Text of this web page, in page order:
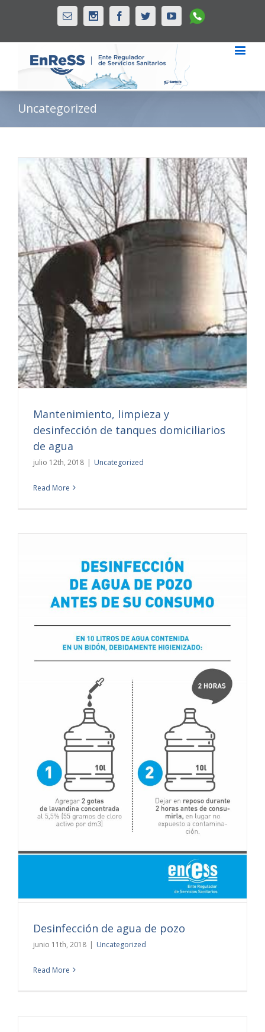
Email InstagramFacebookTwitterYoutubeWhatsapp
Uncategorized
Mantenimiento, limpieza y
desinfección de tanques domiciliarios
de agua
julio 12th, 2018 | Uncategorized
Read More
Desinfección de agua de pozo
junio 11th, 2018 | Uncategorized
Read More